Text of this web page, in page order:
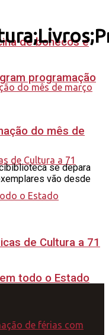
de bonecos e
programação
de Cultura a 71
todo o Estado
do mês de
se depara
vão desde